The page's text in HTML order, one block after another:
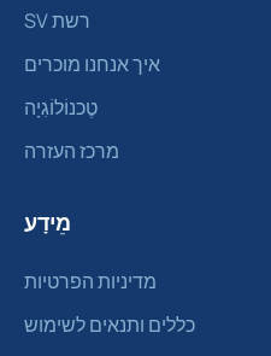
רשת SV
איך אנחנו מוכרים
טֶכנוֹלוֹגִיָה
מרכז העזרה
מֵידָע
מדיניות הפרטיות
כללים ותנאים לשימוש